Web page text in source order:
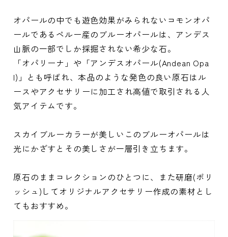
オパールの中でも遊色効果がみられないコモンオパ
ールであるペルー産のブルーオパールは、アンデス
山脈の一部でしか採掘されない希少な石。
「オパリーナ」や「アンデスオパール(Andean Opa
l)」とも呼ばれ、本品のような発色の良い原石はル
ースやアクセサリーに加工され高値で取引される人
気アイテムです。
スカイブルーカラーが美しいこのブルーオパールは
光にかざすとその美しさが一層引き立ちます。
原石のままコレクションのひとつに、また研磨(ポリ
ッシュ)してオリジナルアクセサリー作成の素材とし
てもおすすめ。